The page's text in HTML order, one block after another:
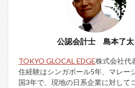
公認会計士 島本了太
TOKYO GLOCAL EDGE株式会社代
住経験はシンガポール5年、マレー
国3年で、現地の日系企業に対して